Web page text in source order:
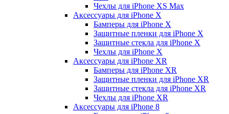
Чехлы для iPhone XS Max
Аксессуары для iPhone X
Бамперы для iPhone X
Защитные пленки для iPhone X
Защитные стекла для iPhone X
Чехлы для iPhone X
Аксессуары для iPhone XR
Бамперы для iPhone XR
Защитные пленки для iPhone XR
Защитные стекла для iPhone XR
Чехлы для iPhone XR
Аксессуары для iPhone 8